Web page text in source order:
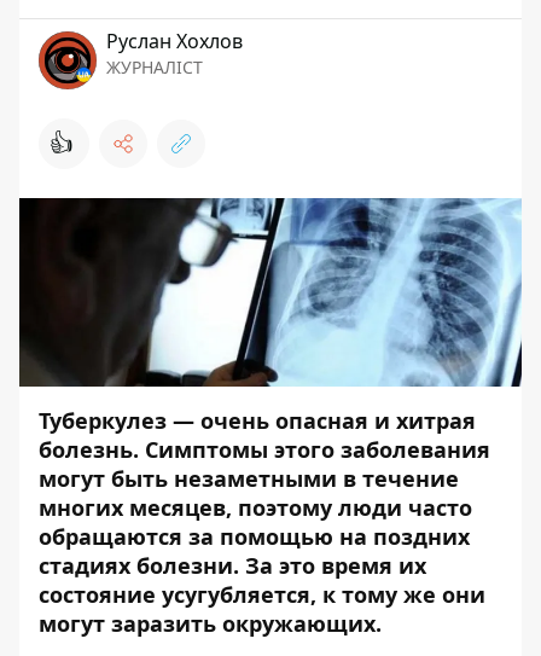
Руслан Хохлов
ЖУРНАЛІСТ
👍
Туберкулез — очень опасная и хитрая
болезнь. Симптомы этого заболевания
могут быть незаметными в течение
многих месяцев, поэтому люди часто
обращаются за помощью на поздних
стадиях болезни. За это время их
состояние усугубляется, к тому же они
могут заразить окружающих.